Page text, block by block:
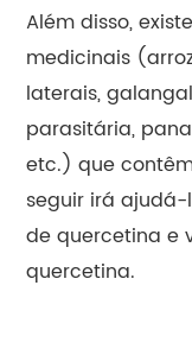
Além disso,
medicinais
laterais,
parasitária,
etc.) que
seguir irá
de quercetina e
quercetina.